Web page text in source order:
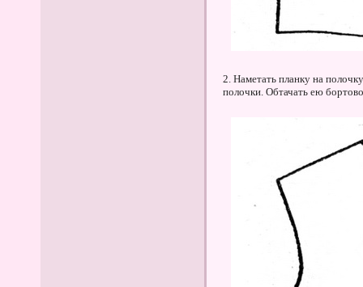
2. Наметать планку на
полочки. Обтачать ею